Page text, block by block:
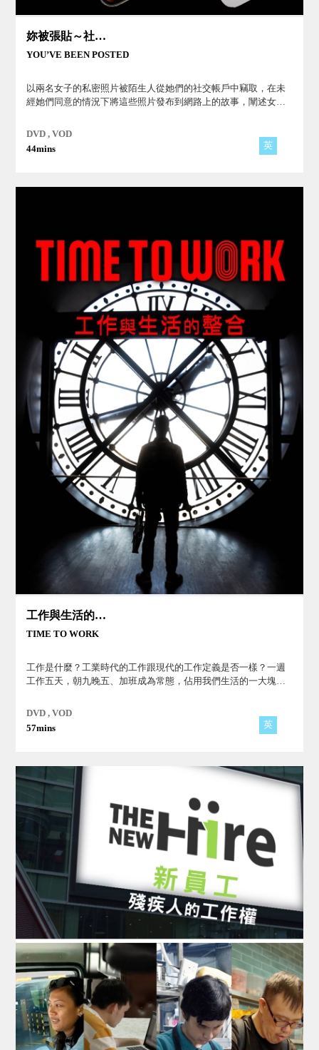
妳被張貼～社群平台與網路陷阱
YOU’VE BEEN POSTED
以兩名女子的私密照片被陌生人從她們的社交帳戶中竊取，在未
經她們同意的情況下將這些照片發布到網路上的故事，闡述女性
DVD , VOD
44mins
英
工作與生活的整合
TIME TO WORK
工作是什麼？工業時代的工作跟現代的工作定義是否一樣？一週
工作五天，朝九晚五、加班成為常態，佔用我們生活的一大塊時
DVD , VOD
57mins
英